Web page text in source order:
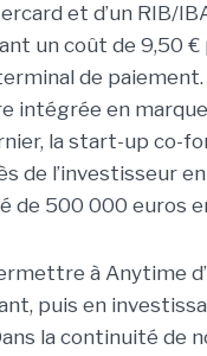
et d’un RIB/
un coût de 9,50
de paiement.
intégrée en
la start-up co-
de l’investisseur
de 500 000 euros
à Anytime
puis en
la continuité de